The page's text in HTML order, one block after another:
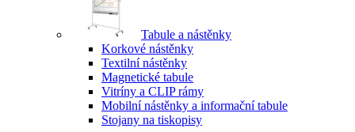
Tabule a nástěnky
Korkové nástěnky
Textilní nástěnky
Magnetické tabule
Vitríny a CLIP rámy
Mobilní nástěnky a informační tabule
Stojany na tiskopisy